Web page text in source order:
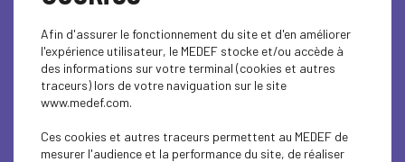
BUSINESS LAW
BUSINESS LAW
GOUVERNANCE ET JURIDIQUE
Afin d'assurer le fonctionnement du site et d'en améliorer
l'expérience utilisateur, le MEDEF stocke et/ou accède à
des informations sur votre terminal (cookies et autres
traceurs) lors de votre naviguation sur le site
www.medef.com.
Ces cookies et autres traceurs permettent au MEDEF de
mesurer l'audience et la performance du site, de réaliser